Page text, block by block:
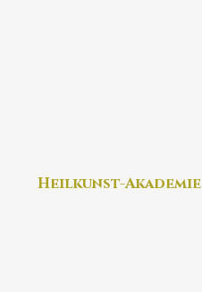
Heilkunst-Akademie